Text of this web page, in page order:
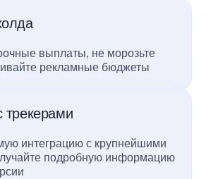
выплаты, не морозьте
рекламные бюджеты
трекерами
интеграцию с крупнейшими
подробную информацию